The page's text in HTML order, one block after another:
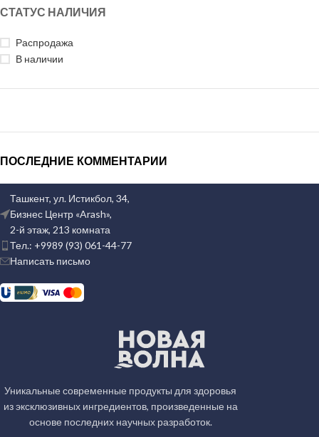
СТАТУС НАЛИЧИЯ
Распродажа
В наличии
ПОСЛЕДНИЕ КОММЕНТАРИИ
Ташкент, ул. Истикбол, 34,
Бизнес Центр «Arash»,
2-й этаж, 213 комната
Тел.: +9989 (93) 061-44-77
Написать письмо
Уникальные современные продукты для здоровья
из эксклюзивных ингредиентов, произведенные на
основе последних научных разработок.